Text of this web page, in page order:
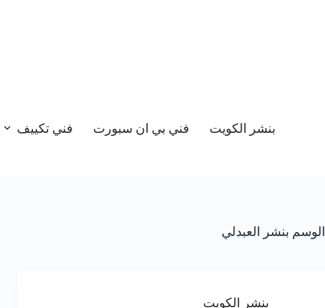
بنشر الكويت فني بي ان سبورت فني تكييف
الوسم بنشر العبدلي
بنشر الكويت